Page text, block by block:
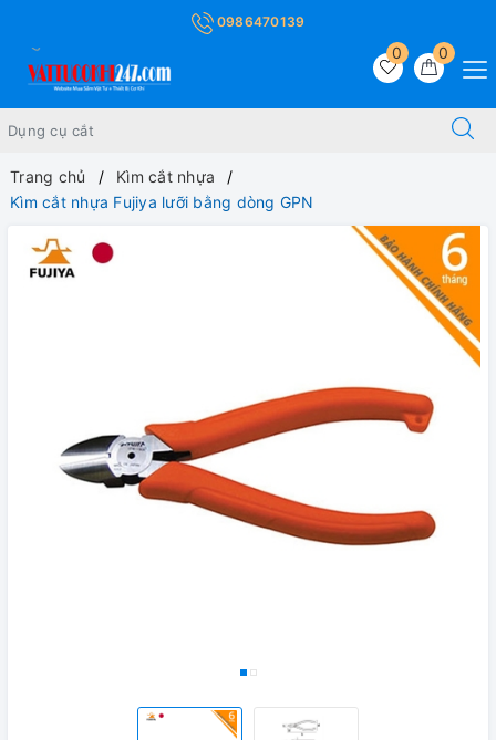
0986470139
0
0
Trang chủ
Kìm cắt nhựa
Kìm cắt nhựa Fujiya lưỡi bằng dòng GPN